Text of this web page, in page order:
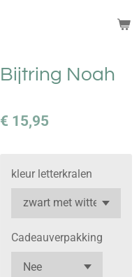
Bijtring Noah
€ 15,95
kleur letterkralen
Cadeauverpakking